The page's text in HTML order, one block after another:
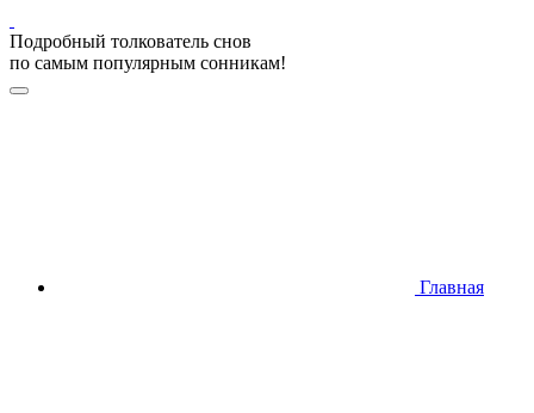
Подробный толкователь снов
по самым популярным сонникам!
Главная